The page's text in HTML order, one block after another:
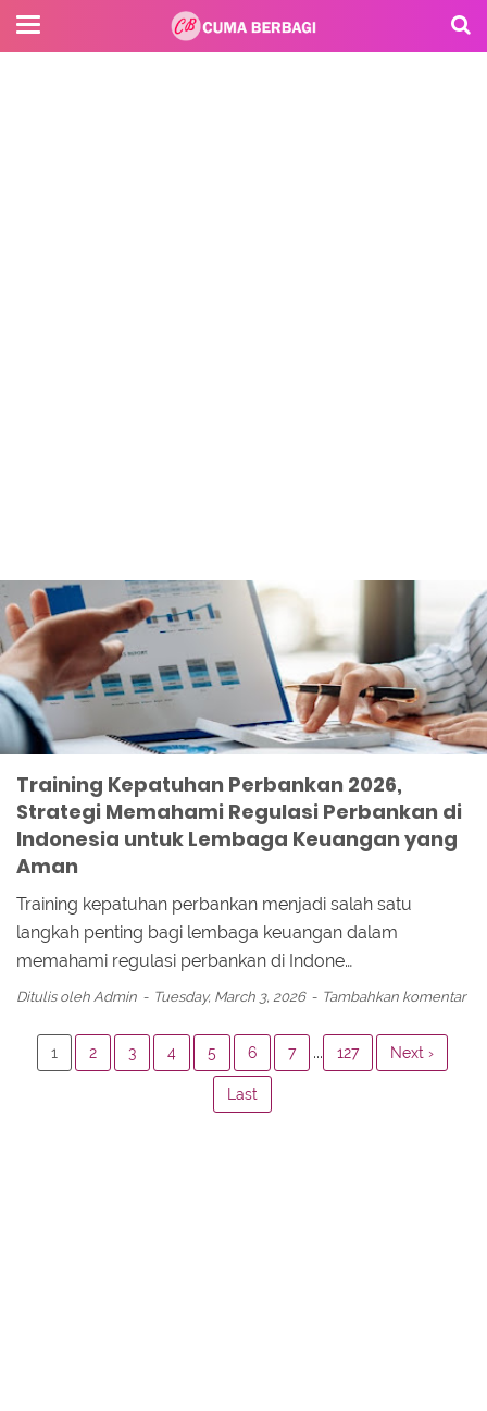
Training Kepatuhan Perbankan 2026,
Strategi Memahami Regulasi Perbankan di
Indonesia untuk Lembaga Keuangan yang
Aman
Training kepatuhan perbankan menjadi salah satu
langkah penting bagi lembaga keuangan dalam
memahami regulasi perbankan di Indone…
Ditulis oleh Admin Tuesday, March 3, 2026 Tambahkan komentar
1 2 3 4 5 6 7 ... 127 Next ›
Last